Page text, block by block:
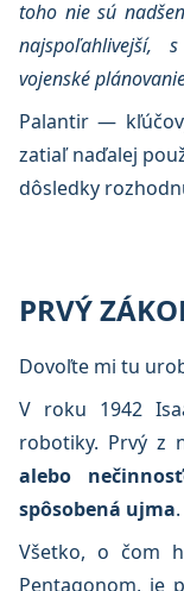
toho nie sú
najspoľahlivejší,
vojenské
Palantir —
zatiaľ naďalej
dôsledky
PRVÝ
Dovoľte mi tu
V roku 1942
robotiky. Prvý z
alebo
spôsobená ujma.
Všetko, o čom
Pentagonom, je